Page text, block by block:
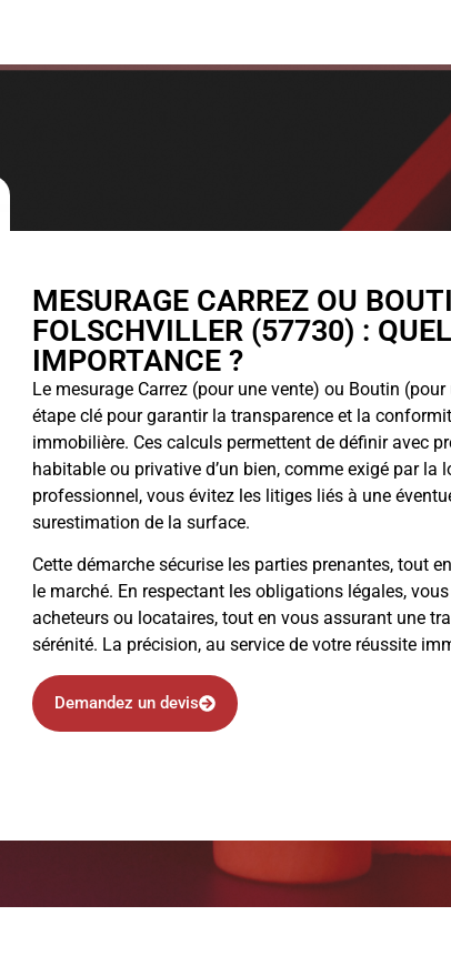
MESURAGE CARREZ OU
FOLSCHVILLER (57730) :
IMPORTANCE ?
Le mesurage Carrez (pour une vente) ou Boutin
étape clé pour garantir la transparence et la
immobilière. Ces calculs permettent de définir avec
habitable ou privative d’un bien, comme exigé par la
professionnel, vous évitez les litiges liés à une
surestimation de la surface.
Cette démarche sécurise les parties prenantes, tout
le marché. En respectant les obligations légales,
acheteurs ou locataires, tout en vous assurant une
sérénité. La précision, au service de votre réussite
Demandez un devis